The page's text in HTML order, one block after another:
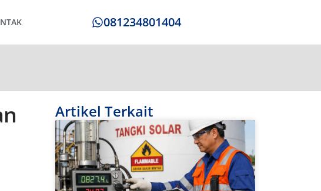
081234801404
Artikel Terkait